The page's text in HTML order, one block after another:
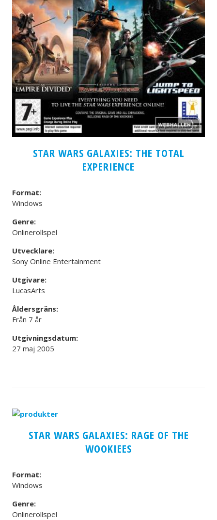
STAR WARS GALAXIES: THE TOTAL
EXPERIENCE
Format:
Windows
Genre:
Onlinerollspel
Utvecklare:
Sony Online Entertainment
Utgivare:
LucasArts
Åldersgräns:
Från 7 år
Utgivningsdatum:
27 maj 2005
STAR WARS GALAXIES: RAGE OF THE
WOOKIEES
Format:
Windows
Genre:
Onlinerollspel